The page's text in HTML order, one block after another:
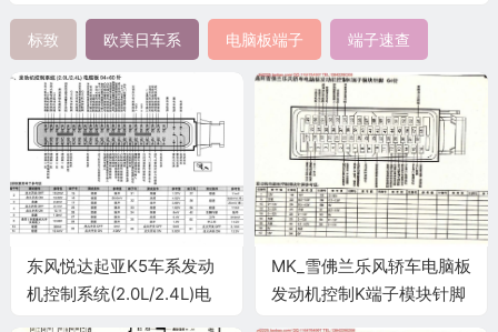
标致 欧美日车系 电脑板端子 端子速查
东风悦达起亚K5车系发动
机控制系统(2.0L/2.4L)电
MK_雪佛兰乐风轿车电脑板
发动机控制K端子模块针脚